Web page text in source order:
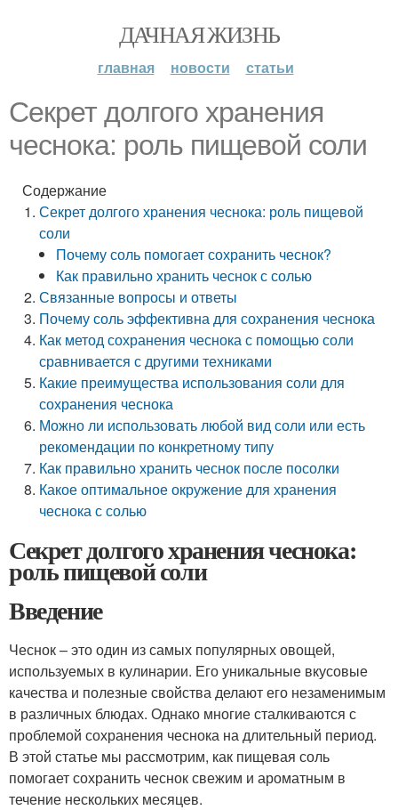
ДАЧНАЯ ЖИЗНЬ
главная новости статьи
Секрет долгого хранения
чеснока: роль пищевой соли
Содержание
Секрет долгого хранения чеснока: роль пищевой
соли
Почему соль помогает сохранить чеснок?
Как правильно хранить чеснок с солью
Связанные вопросы и ответы
Почему соль эффективна для сохранения чеснока
Как метод сохранения чеснока с помощью соли
сравнивается с другими техниками
Какие преимущества использования соли для
сохранения чеснока
Можно ли использовать любой вид соли или есть
рекомендации по конкретному типу
Как правильно хранить чеснок после посолки
Какое оптимальное окружение для хранения
чеснока с солью
Секрет долгого хранения чеснока:
роль пищевой соли
Введение
Чеснок – это один из самых популярных овощей,
используемых в кулинарии. Его уникальные вкусовые
качества и полезные свойства делают его незаменимым
в различных блюдах. Однако многие сталкиваются с
проблемой сохранения чеснока на длительный период.
В этой статье мы рассмотрим, как пищевая соль
помогает сохранить чеснок свежим и ароматным в
течение нескольких месяцев.